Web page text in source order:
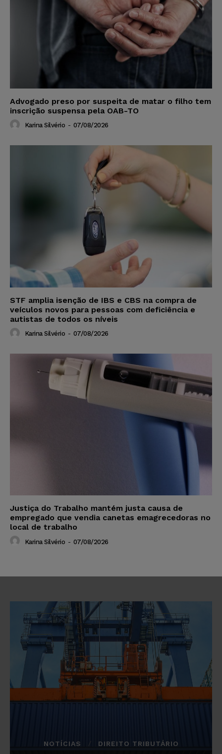
Advogado preso por suspeita de matar o filho tem
inscrição suspensa pela OAB-TO
Karina Silvério - 07/08/2026
STF amplia isenção de IBS e CBS na compra de
veículos novos para pessoas com deficiência e
autistas de todos os níveis
Karina Silvério - 07/08/2026
Justiça do Trabalho mantém justa causa de
empregado que vendia canetas emagrecedoras no
local de trabalho
Karina Silvério - 07/08/2026